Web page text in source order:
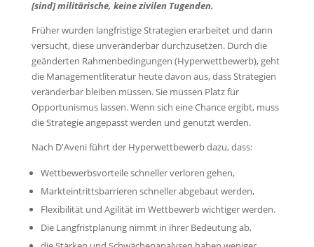
[sind] militärische, keine zivilen Tugenden.
Früher wurden langfristige Strategien erarbeitet und dann
versucht, diese unveränderbar durchzusetzen. Durch die
geänderten Rahmenbedingungen (Hyperwettbewerb), geht
die Managementliteratur heute davon aus, dass Strategien
veränderbar bleiben müssen. Sie müssen Platz für
Opportunismus lassen. Wenn sich eine Chance ergibt, muss
die Strategie angepasst werden und genutzt werden.
Nach D'Aveni führt der Hyperwettbewerb dazu, dass:
Wettbewerbsvorteile schneller verloren gehen,
Markteintrittsbarrieren schneller abgebaut werden,
Flexibilität und Agilität im Wettbewerb wichtiger werden.
Die Langfristplanung nimmt in ihrer Bedeutung ab,